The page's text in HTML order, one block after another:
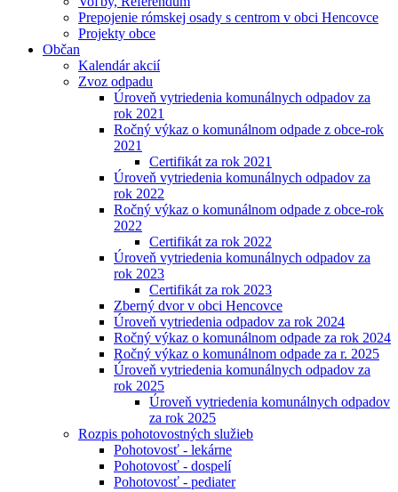
Prepojenie rómskej osady s centrom v obci Hencovce
Projekty obce
Občan
Kalendár akcií
Zvoz odpadu
Úroveň vytriedenia komunálnych odpadov za
rok 2021
Ročný výkaz o komunálnom odpade z obce-rok
2021
Certifikát za rok 2021
Úroveň vytriedenia komunálnych odpadov za
rok 2022
Ročný výkaz o komunálnom odpade z obce-rok
2022
Certifikát za rok 2022
Úroveň vytriedenia komunálnych odpadov za
rok 2023
Certifikát za rok 2023
Zberný dvor v obci Hencovce
Úroveň vytriedenia odpadov za rok 2024
Ročný výkaz o komunálnom odpade za rok 2024
Ročný výkaz o komunálnom odpade za r. 2025
Úroveň vytriedenia komunálnych odpadov za
rok 2025
Úroveň vytriedenia komunálnych odpadov
za rok 2025
Rozpis pohotovostných služieb
Pohotovosť - lekárne
Pohotovosť - dospelí
Pohotovosť - pediater